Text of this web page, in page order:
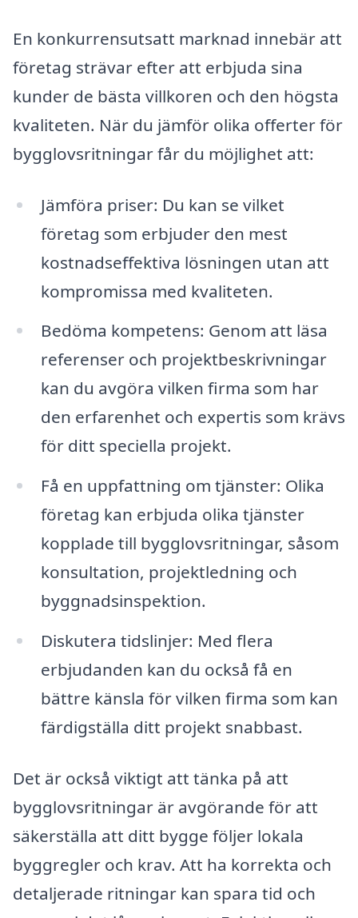
En konkurrensutsatt marknad innebär att
företag strävar efter att erbjuda sina
kunder de bästa villkoren och den högsta
kvaliteten. När du jämför olika offerter för
bygglovsritningar får du möjlighet att:
Jämföra priser: Du kan se vilket
företag som erbjuder den mest
kostnadseffektiva lösningen utan att
kompromissa med kvaliteten.
Bedöma kompetens: Genom att läsa
referenser och projektbeskrivningar
kan du avgöra vilken firma som har
den erfarenhet och expertis som krävs
för ditt speciella projekt.
Få en uppfattning om tjänster: Olika
företag kan erbjuda olika tjänster
kopplade till bygglovsritningar, såsom
konsultation, projektledning och
byggnadsinspektion.
Diskutera tidslinjer: Med flera
erbjudanden kan du också få en
bättre känsla för vilken firma som kan
färdigställa ditt projekt snabbast.
Det är också viktigt att tänka på att
bygglovsritningar är avgörande för att
säkerställa att ditt bygge följer lokala
byggregler och krav. Att ha korrekta och
detaljerade ritningar kan spara tid och